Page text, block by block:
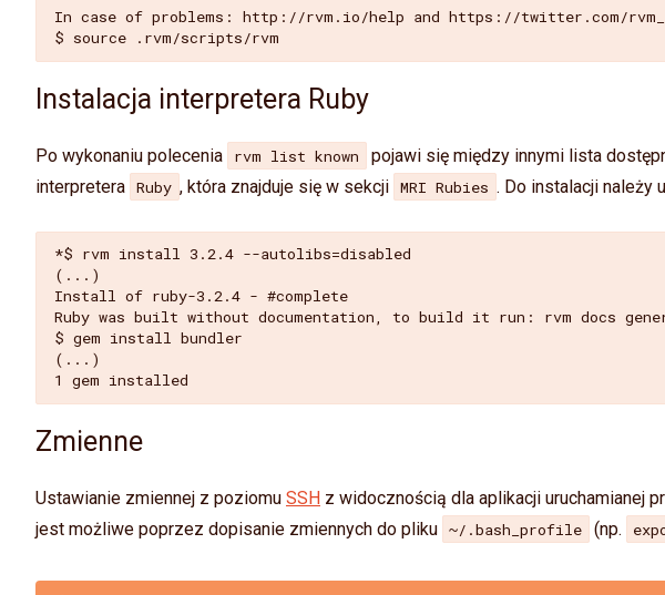
In case of problems: http://rvm.io/help and https://twitter.com/
Instalacja interpretera Ruby
Po wykonaniu polecenia rvm list known
pojawi się między innymi lista
interpretera Ruby , która znajduje się w sekcji MRI Rubies . Do instalacji należy
*$ rvm install 3.2.4 --autolibs=disabled
(...)
Install of ruby-3.2.4 - #complete
Ruby was built without documentation, to build it run: rvm docs
$ gem install bundler
(...)
Zmienne
Ustawianie zmiennej z poziomu SSH z widocznością dla aplikacji uruchamianej
jest możliwe poprzez dopisanie zmiennych do pliku ~/.bash_profile (np.